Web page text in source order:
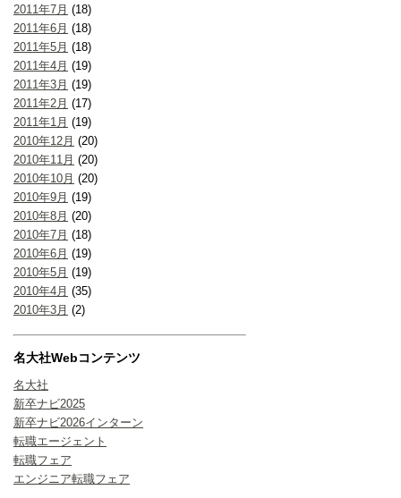
2011年7月 (18)
2011年6月 (18)
2011年5月 (18)
2011年4月 (19)
2011年3月 (19)
2011年2月 (17)
2011年1月 (19)
2010年12月 (20)
2010年11月 (20)
2010年10月 (20)
2010年9月 (19)
2010年8月 (20)
2010年7月 (18)
2010年6月 (19)
2010年5月 (19)
2010年4月 (35)
2010年3月 (2)
名大社Webコンテンツ
名大社
新卒ナビ2025
新卒ナビ2026インターン
転職エージェント
転職フェア
エンジニア転職フェア